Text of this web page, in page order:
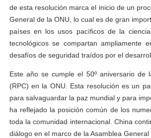
de esta resolución marca el inicio de un
General de la ONU, lo cual es de gran
países en los usos pacíficos de la
tecnológicos se compartan ampliamente
desafíos de seguridad traídos por el
Este año se cumple el 50º aniversario de
(RPC) en la ONU. Esta resolución es un
para salvaguardar la paz mundial y para
ha reflejado la posición común de los
toda la comunidad internacional. China
diálogo en el marco de la Asamblea General